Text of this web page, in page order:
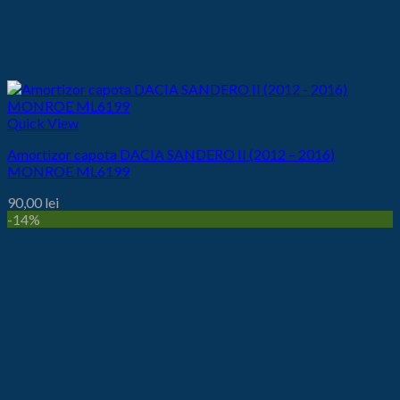
Quick View
Amortizor capota DACIA SANDERO II (2012 – 2016)
MONROE ML6199
90,00 lei
-14%